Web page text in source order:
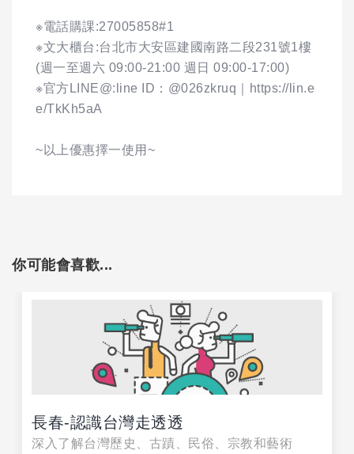
※電話購課:27005858#1
※文大櫃台:台北市大安區建國南路二段231號1樓
(週一至週六 09:00-21:00 週日 09:00-17:00)
※官方LINE@:line ID：@026zkruq｜https://lin.e
e/TkKh5aA
~以上優惠擇一使用~
你可能會喜歡...
長春-認識台灣走透透
深入了解台灣歷史、古蹟、民俗、宗教和藝術